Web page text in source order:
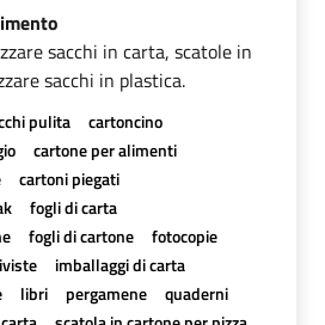
sacchi in carta, scatole in
sacchi in plastica.
pulita
cartoncino
cartone per alimenti
cartoni piegati
fogli di carta
fogli di cartone
fotocopie
imballaggi di carta
libri pergamene
quaderni